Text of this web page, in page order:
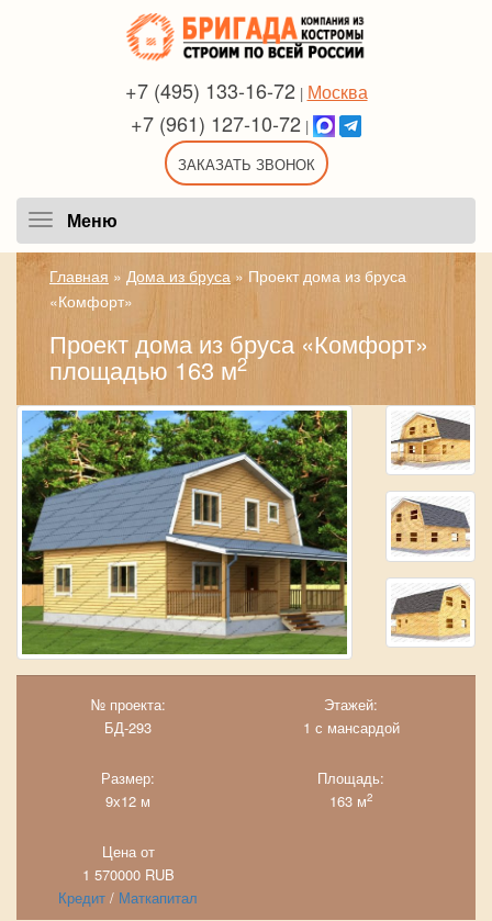
+7 (495) 133-16-72 | Москва
+7 (961) 127-10-72 |
ЗАКАЗАТЬ ЗВОНОК
Меню
Главная » Дома из бруса » Проект дома из бруса
«Комфорт»
Проект дома из бруса «Комфорт»
площадью 163 м2
№ проекта:
БД-293
Этажей:
1 с мансардой
Размер:
9х12 м
Площадь:
163 м2
Цена от
1 570000 RUB
Кредит / Маткапитал